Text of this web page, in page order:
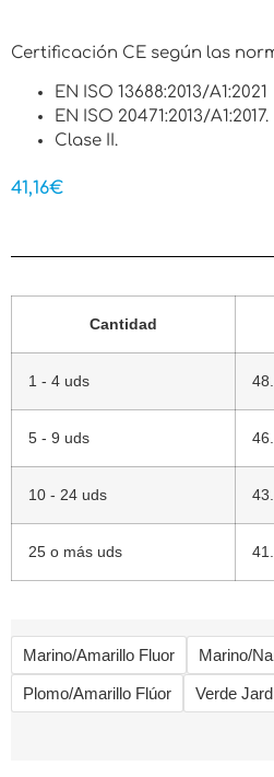
Certificación CE según las
EN ISO 13688:2013/A1:2021
EN ISO 20471:2013/A1:2017.
Clase II.
41,16€
Cantidad
1 - 4 uds
5 - 9 uds
10 - 24 uds
25 o más uds
Marino/Amarillo Fluor Marino/
Plomo/Amarillo Flúor Verde